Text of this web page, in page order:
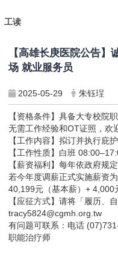
工读
【高雄长庚医院公告】
场 就业服务员
2025-05-29 朱钰珵
【资格条件】具备大专校院
无需工作经验和OT证照，欢
【工作内容】拟订并执行庇
【工作性质】白班
【薪资福利】每年依政府规
若今年度调薪正式实施薪资为
40,199元（基本薪）+ 4,000
【应征方式】请将「履历、
tracy5824@cgmh.org.tw
有问题可联系：电话
职能治疗师